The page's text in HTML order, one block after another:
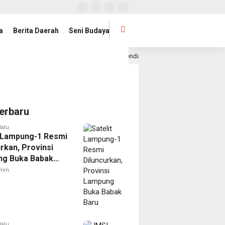
Berita Daerah Seni Budaya
Jadi Provinsi dengan Inflasi Terendah di Sumatera
1 Resmi
Provinsi
Buka Babak